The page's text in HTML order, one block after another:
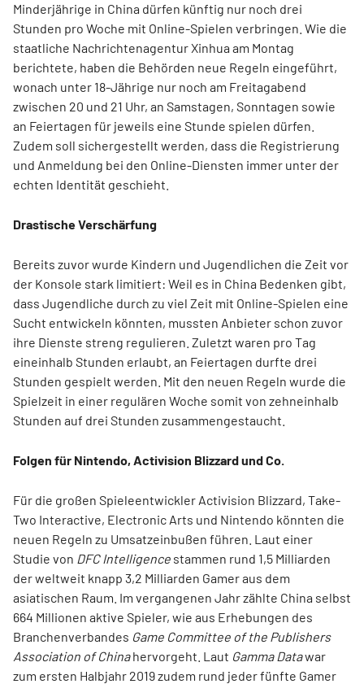
Minderjährige in China dürfen künftig nur noch drei
Stunden pro Woche mit Online-Spielen verbringen. Wie die
staatliche Nachrichtenagentur Xinhua am Montag
berichtete, haben die Behörden neue Regeln eingeführt,
wonach unter 18-Jährige nur noch am Freitagabend
zwischen 20 und 21 Uhr, an Samstagen, Sonntagen sowie
an Feiertagen für jeweils eine Stunde spielen dürfen.
Zudem soll sichergestellt werden, dass die Registrierung
und Anmeldung bei den Online-Diensten immer unter der
echten Identität geschieht.
Drastische Verschärfung
Bereits zuvor wurde Kindern und Jugendlichen die Zeit vor
der Konsole stark limitiert: Weil es in China Bedenken gibt,
dass Jugendliche durch zu viel Zeit mit Online-Spielen eine
Sucht entwickeln könnten, mussten Anbieter schon zuvor
ihre Dienste streng regulieren. Zuletzt waren pro Tag
eineinhalb Stunden erlaubt, an Feiertagen durfte drei
Stunden gespielt werden. Mit den neuen Regeln wurde die
Spielzeit in einer regulären Woche somit von zehneinhalb
Stunden auf drei Stunden zusammengestaucht.
Folgen für Nintendo, Activision Blizzard und Co.
Für die großen Spieleentwickler Activision Blizzard, Take-
Two Interactive, Electronic Arts und Nintendo könnten die
neuen Regeln zu Umsatzeinbußen führen. Laut einer
Studie von DFC Intelligence stammen rund 1,5 Milliarden
der weltweit knapp 3,2 Milliarden Gamer aus dem
asiatischen Raum. Im vergangenen Jahr zählte China selbst
664 Millionen aktive Spieler, wie aus Erhebungen des
Branchenverbandes Game Committee of the Publishers
Association of Chinahervorgeht. Laut Gamma Datawar
zum ersten Halbjahr 2019 zudem rund jeder fünfte Gamer